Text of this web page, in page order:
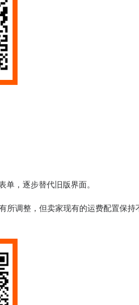
，逐步替代旧版界面。
所调整，但卖家现有的运费配置保持